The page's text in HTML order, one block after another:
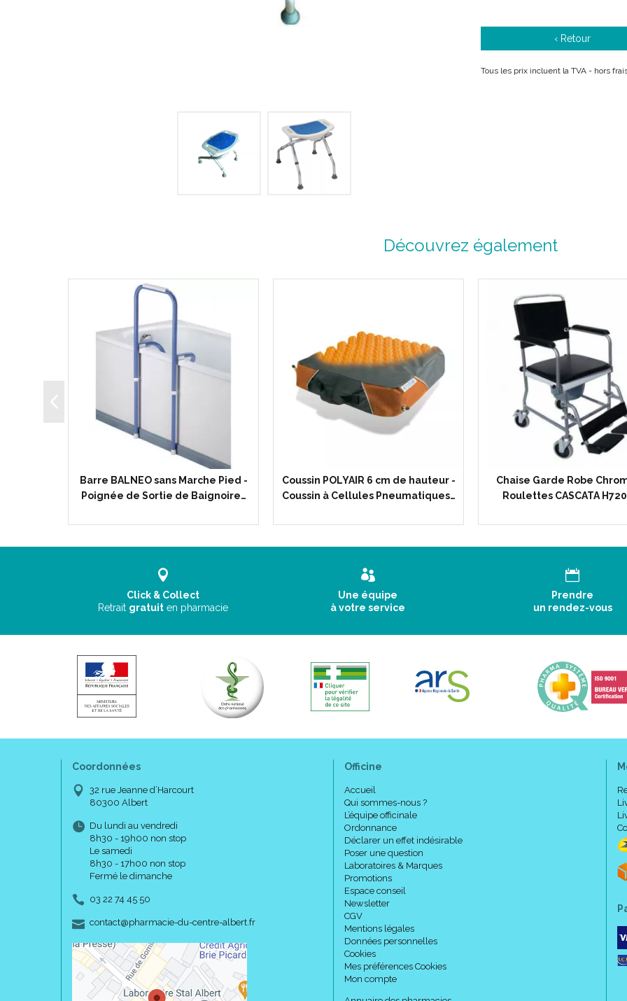
est revêtu d un coussinet
La structure en aluminium
Polypropylène, coussin PE
‹ Retour
Tous les prix incluent la TVA - hors
Découvrez également
Barre BALNEO sans Marche Pied -
Poignée de Sortie de Baignoire…
Coussin POLYAIR 6 cm de hauteur -
Coussin à Cellules Pneumatiques…
Chaise Garde Robe
Roulettes CASCATA
Click & Collect
Retrait gratuit en pharmacie
Une équipe
à votre service
Prendre
un rendez-vous
Coordonnées
32 rue Jeanne d’Harcourt
80300 Albert
Du lundi au vendredi
8h30 - 19h00 non stop
Le samedi
8h30 - 17h00 non stop
Fermé le dimanche
03 22 74 45 50
contact-
@-
pharmacie-du-centre-albert.fr
Officine
Accueil
Qui sommes-nous ?
L’équipe officinale
Ordonnance
Déclarer un effet indésirable
Poser une question
Laboratoires & Marques
Promotions
Espace conseil
Newsletter
CGV
Mentions légales
Données personnelles
Cookies
Mes préférences Cookies
Mon compte